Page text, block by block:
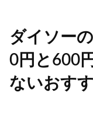
ダイソー
0円と600
ないおす